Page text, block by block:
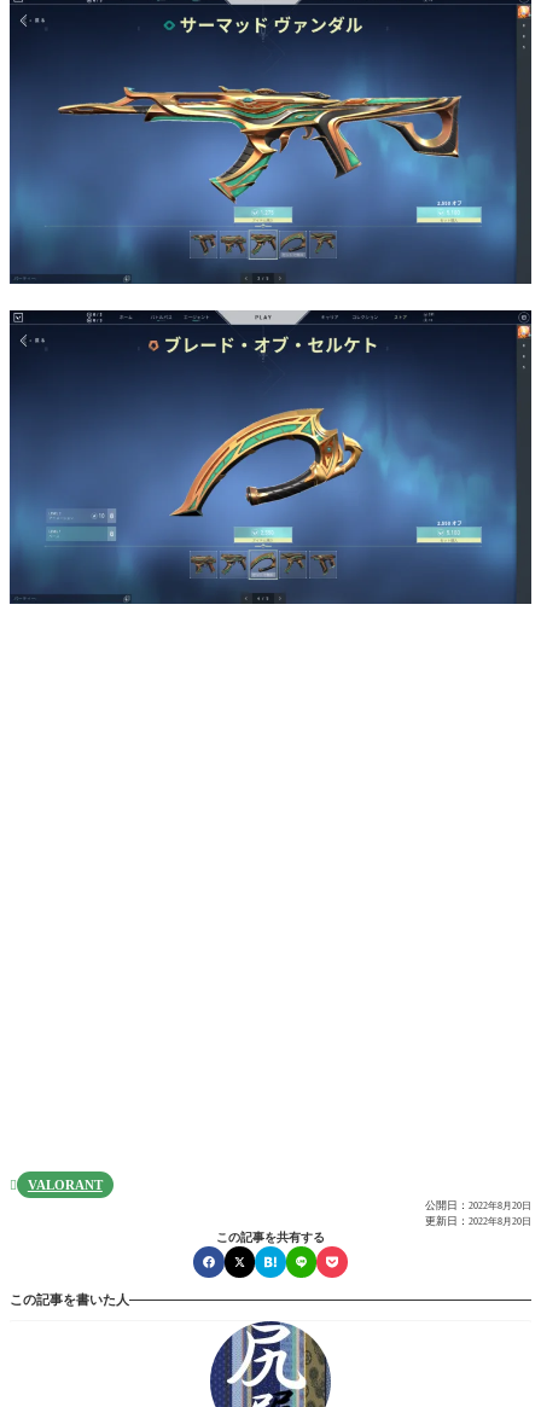
 VALORANT
公開日： 2022年8月20日
更新日： 2022年8月20日
この記事を共有する
この記事を書いた人